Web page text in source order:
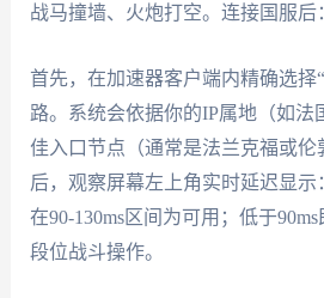
战马撞墙、火炮打空。连接国服后
首先，在加速器客户端内精确选择
路。系统会依据你的IP属地（如法
佳入口节点（通常是法兰克福或
后，观察屏幕左上角实时延迟显示
在90-130ms区间为可用；低于
段位战斗操作。